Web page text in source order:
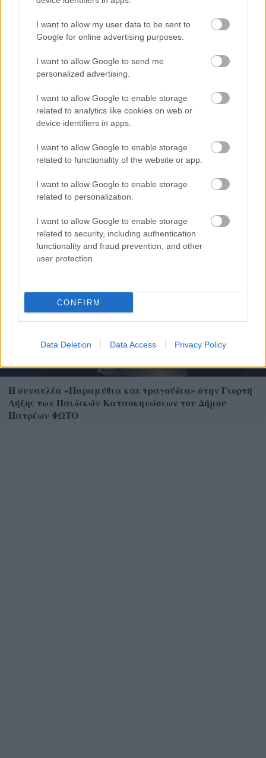
I want to allow my user data to be sent to
Google for online advertising purposes.
I want to allow Google to send me
personalized advertising.
I want to allow Google to enable storage
related to analytics like cookies on web or
device identifiers in apps.
I want to allow Google to enable storage
related to functionality of the website or app.
I want to allow Google to enable storage
related to personalization.
I want to allow Google to enable storage
related to security, including authentication
functionality and fraud prevention, and other
user protection.
CONFIRM
Data Deletion Data Access Privacy Policy
Άνευ προηγουμένου τα pre orders του GTA 6
Η συναυλία «Παραμύθια και τραγούδια» στην Γιορτή
Λήξης των Παιδικών Κατασκηνώσεων του Δήμου
Πατρέων ΦΩΤΟ